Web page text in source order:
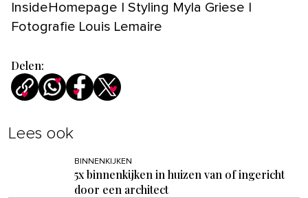
InsideHomepage | Styling Myla Griese |
Fotografie Louis Lemaire
Delen:
Lees ook
BINNENKIJKEN
5x binnenkijken in huizen van of ingericht
door een architect